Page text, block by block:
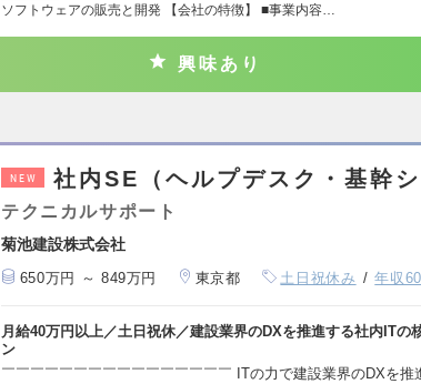
ソフトウェアの販売と開発 【会社の特徴】 ■事業内容…
興味あり
NEW 社内SE（ヘルプデスク・基幹シ
テクニカルサポート
菊池建設株式会社
650万円 ～ 849万円 東京都 土日祝休み 年収
月給40万円以上／土日祝休／建設業界のDXを推進する社内ITの
ン
￣￣￣￣￣￣￣￣￣￣￣￣￣￣￣￣ ITの力で建設業界のDXを推